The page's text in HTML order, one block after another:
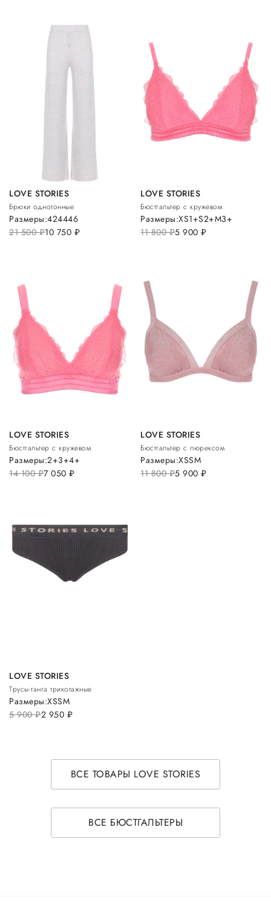
LOVE STORIES
Брюки однотонные
21 500руб.10 750 руб.
Размеры:424446
LOVE STORIES
Бюстгальтер с кружевом
11 800руб.5 900руб.
Размеры:XS1+S2+M3+
LOVE STORIES
Бюстгальтер с кружевом
14 100руб.7 050 руб.
Размеры:2+3+4+
LOVE STORIES
Бюстгальтер с люрексом
11 800руб.5 900руб.
Размеры:XSSM
LOVE STORIES
Трусы-танга трикотажные
5 900руб.2 950 руб.
Размеры:XSSM
ВСЕ ТОВАРЫ LOVE STORIES
ВСЕ БЮСТГАЛЬТЕРЫ